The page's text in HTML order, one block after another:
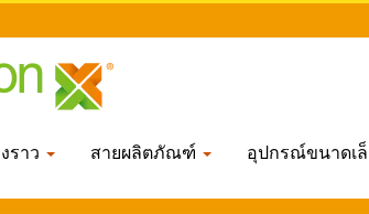
ราว สายผลิตภัณฑ์ อุปกรณ์ขนาดเ